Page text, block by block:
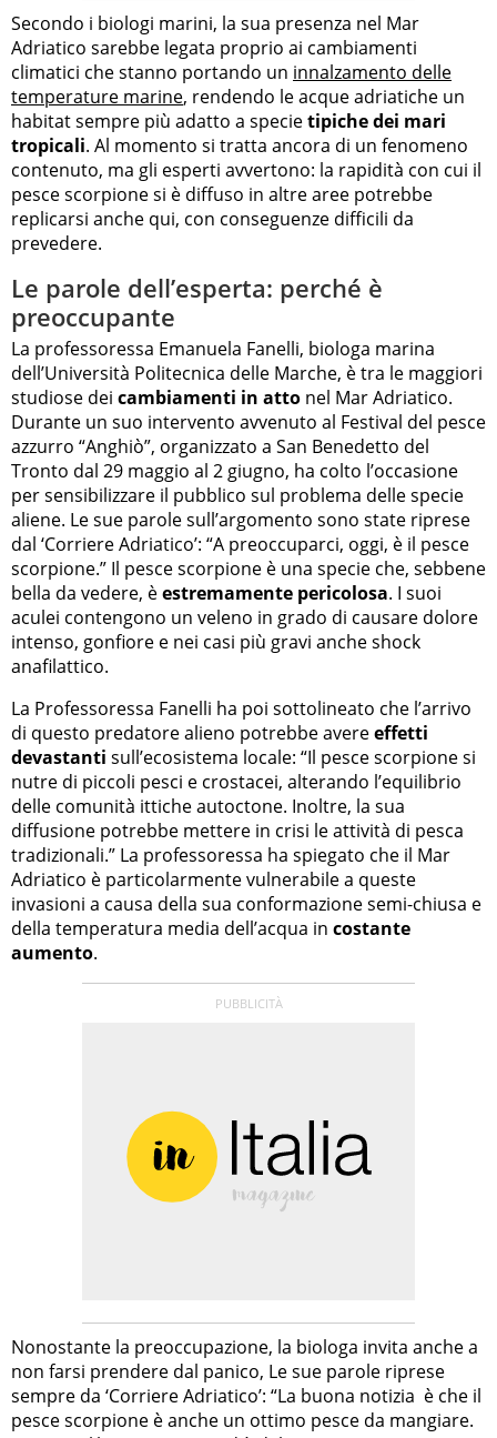
Secondo i biologi marini, la sua presenza nel Mar
Adriatico sarebbe legata proprio ai cambiamenti
climatici che stanno portando un innalzamento delle
temperature marine, rendendo le acque adriatiche un
habitat sempre più adatto a specietipiche dei mari
tropicali. Al momento si tratta ancora di un fenomeno
contenuto, ma gli esperti avvertono: la rapidità con cui il
pesce scorpione si è diffuso in altre aree potrebbe
replicarsi anche qui, con conseguenze difficili da
prevedere.
Le parole dell’esperta: perché è
preoccupante
La professoressa Emanuela Fanelli, biologa marina
dell’Università Politecnica delle Marche, è tra le maggiori
studiose dei cambiamenti in atto nel Mar Adriatico.
Durante un suo intervento avvenuto al Festival del pesce
azzurro “Anghiò”, organizzato a San Benedetto del
Tronto dal 29 maggio al 2 giugno, ha colto l’occasione
per sensibilizzare il pubblico sul problema delle specie
aliene. Le sue parole sull’argomento sono state riprese
dal ‘Corriere Adriatico’: “A preoccuparci, oggi, è il pesce
scorpione.” Il pesce scorpione è una specie che, sebbene
bella da vedere, èestremamente pericolosa. I suoi
aculei contengono un veleno in grado di causare dolore
intenso, gonfiore e nei casi più gravi anche shock
anafilattico.
La Professoressa Fanelli ha poi sottolineato che l’arrivo
di questo predatore alieno potrebbe avereeffetti
devastanti sull’ecosistema locale: “Il pesce scorpione si
nutre di piccoli pesci e crostacei, alterando l’equilibrio
delle comunità ittiche autoctone. Inoltre, la sua
diffusione potrebbe mettere in crisi le attività di pesca
tradizionali.” La professoressa ha spiegato che il Mar
Adriatico è particolarmente vulnerabile a queste
invasioni a causa della sua conformazione semi-chiusa e
della temperatura media dell’acqua in costante
aumento.
Nonostante la preoccupazione, la biologa invita anche a
non farsi prendere dal panico, Le sue parole riprese
sempre da ‘Corriere Adriatico’: “La buona notizia è che il
pesce scorpione è anche un ottimo pesce da mangiare.